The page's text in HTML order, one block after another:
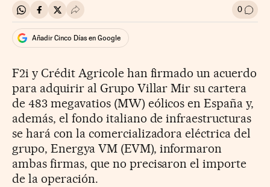
Compartir en Whatsapp
Compartir en Facebook
Compartir en Twitter
Desplegar Redes Sociales 0 Ir a
Añadir Cinco Días en Google
F2i y Crédit Agricole han firmado un acuerdo
para adquirir al Grupo Villar Mir su cartera
de 483 megavatios (MW) eólicos en España y,
además, el fondo italiano de infraestructuras
se hará con la comercializadora eléctrica del
grupo, Energya VM (EVM), informaron
ambas firmas, que no precisaron el importe
de la operación.